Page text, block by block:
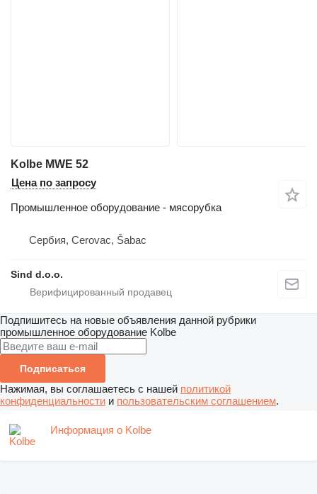
Kolbe MWE 52
Цена по запросу
Промышленное оборудование - мясорубка
Сербия, Cerovac, Šabac
Sind d.o.o.
Подпишитесь на новые объявления данной рубрики
промышленное оборудование Kolbe
Подписаться
Нажимая, вы соглашаетесь с нашей политикой
конфиденциальности и пользовательским соглашением.
Информация о Kolbe